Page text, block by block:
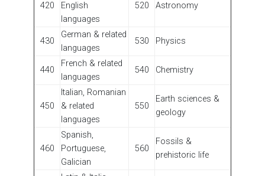
420
English
languages
520 Astronomy
430
German & related
languages
530 Physics
440
French & related
languages
540 Chemistry
450
Italian, Romanian
& related
languages
550
Earth sciences &
geology
460
Spanish,
Portuguese,
Galician
560
Fossils &
prehistoric life